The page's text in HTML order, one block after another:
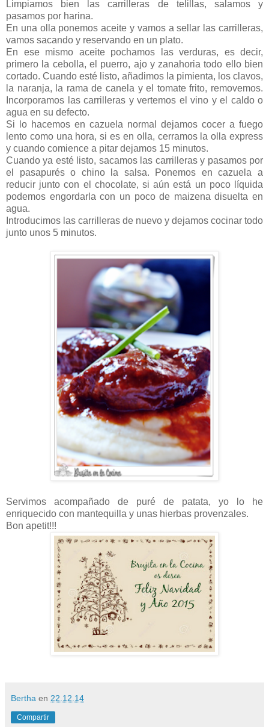
Limpiamos bien las carrilleras de telillas, salamos y
pasamos por harina.
En una olla ponemos aceite y vamos a sellar las carrilleras,
vamos sacando y reservando en un plato.
En ese mismo aceite pochamos las verduras, es decir,
primero la cebolla, el puerro, ajo y zanahoria todo ello bien
cortado. Cuando esté listo, añadimos la pimienta, los clavos,
la naranja, la rama de canela y el tomate frito, removemos.
Incorporamos las carrilleras y vertemos el vino y el caldo o
agua en su defecto.
Si lo hacemos en cazuela normal dejamos cocer a fuego
lento como una hora, si es en olla, cerramos la olla express
y cuando comience a pitar dejamos 15 minutos.
Cuando ya esté listo, sacamos las carrilleras y pasamos por
el pasapurés o chino la salsa. Ponemos en cazuela a
reducir junto con el chocolate, si aún está un poco líquida
podemos engordarla con un poco de maizena disuelta en
agua.
Introducimos las carrilleras de nuevo y dejamos cocinar todo
junto unos 5 minutos.
Servimos acompañado de puré de patata, yo lo he
enriquecido con mantequilla y unas hierbas provenzales.
Bon apetit!!!
Bertha en 22.12.14
Compartir